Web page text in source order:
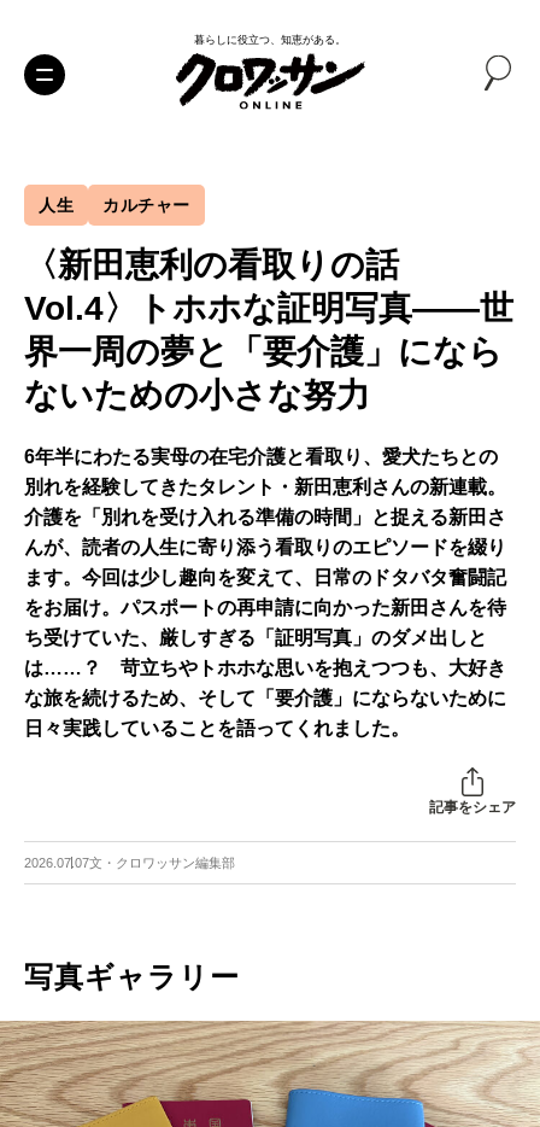
暮らしに役立つ、知恵がある。
人生 カルチャー
〈新田恵利の看取りの話
Vol.4〉トホホな証明写真——世
界一周の夢と「要介護」になら
ないための小さな努力
6年半にわたる実母の在宅介護と看取り、愛犬たちとの
別れを経験してきたタレント・新田恵利さんの新連載。
介護を「別れを受け入れる準備の時間」と捉える新田さ
んが、読者の人生に寄り添う看取りのエピソードを綴り
ます。今回は少し趣向を変えて、日常のドタバタ奮闘記
をお届け。パスポートの再申請に向かった新田さんを待
ち受けていた、厳しすぎる「証明写真」のダメ出しと
は……？ 苛立ちやトホホな思いを抱えつつも、大好き
な旅を続けるため、そして「要介護」にならないために
日々実践していることを語ってくれました。
記事をシェア
2026.07.07文・クロワッサン編集部
写真ギャラリー